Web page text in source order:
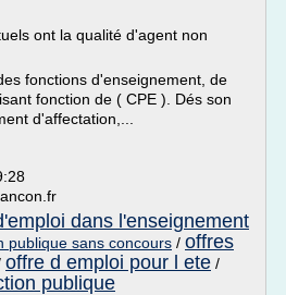
ont la qualité d'agent non
fonctions d'enseignement, de
fonction de ( CPE ). Dés son
d'affectation,...
dans l'enseignement
publique sans concours / offres
offre d emploi pour l ete /
publique